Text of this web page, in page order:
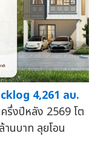
4,261 ลบ.
งปีหลัง 2569 โต
นบาท ลุยโอน